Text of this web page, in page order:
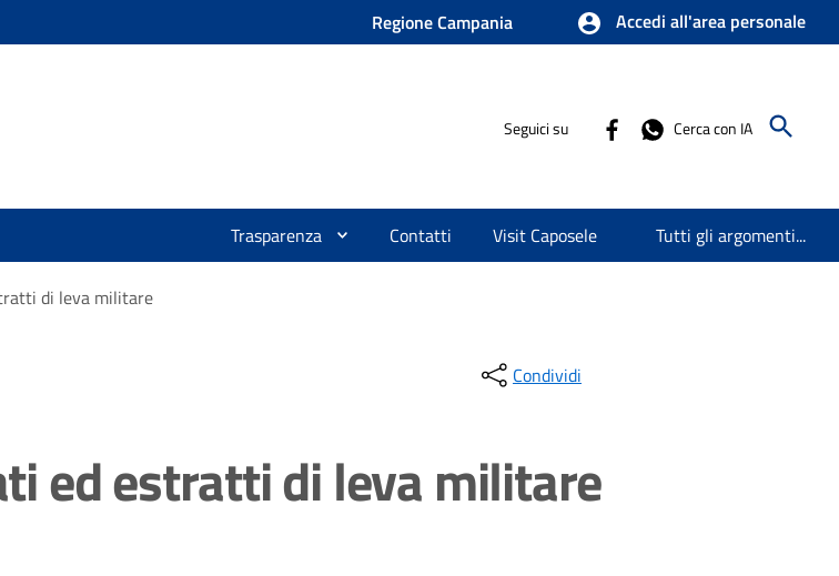
Regione Campania Accedi all'area personale
Seguici su Cerca con IA
Trasparenza Contatti Visit Caposele Tutti gli argomenti...
di leva militare
Condividi
ed estratti di leva militare